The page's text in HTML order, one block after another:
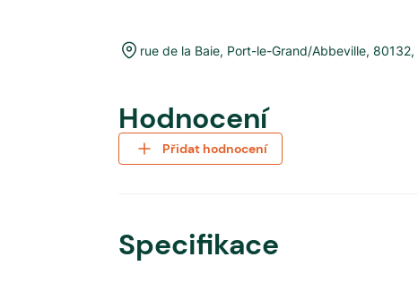
rue de la Baie, Port-le-Grand/Abbeville, 80132,
Hodnocení
Přidat hodnocení
Specifikace